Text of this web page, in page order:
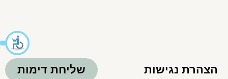
הצהרת נגישות שליחת דימות